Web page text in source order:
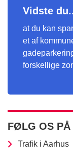
Vidste
at du kan
et af
forskellige
FØLG OS PÅ
Trafik i Aarhus